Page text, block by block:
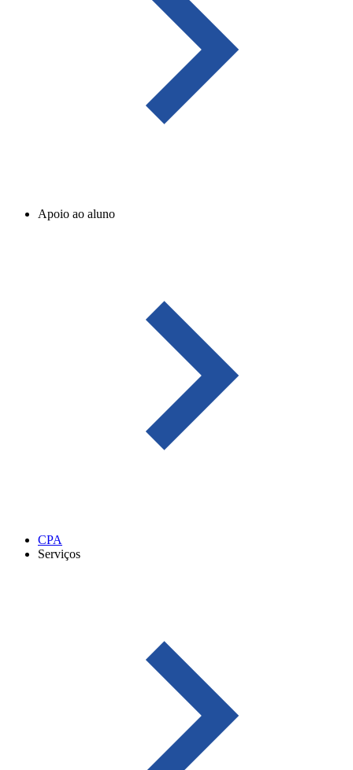
Apoio ao aluno
CPA
Serviços